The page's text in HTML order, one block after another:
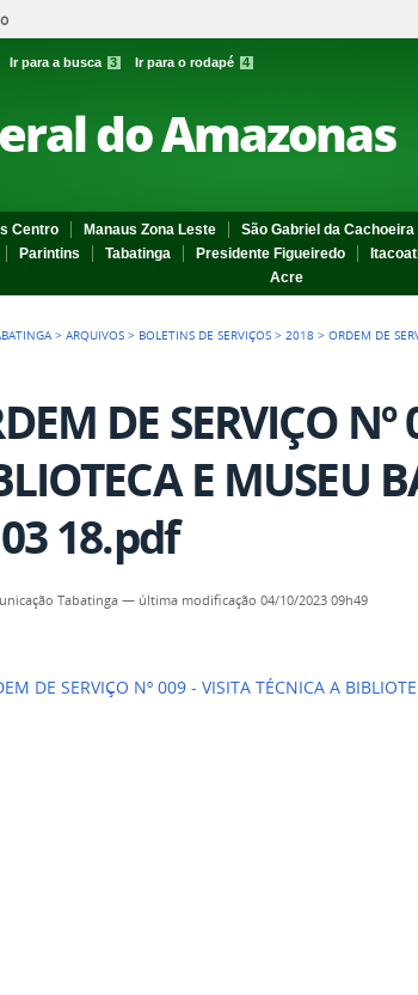
Ir para a busca 3 Ir para o rodapé 4
do Amazonas
Centro Manaus Zona Leste São Gabriel da Cachoeira
Parintins Tabatinga Presidente Figueiredo
Acre
>ARQUIVOS > BOLETINS DE SERVIÇOS >2018 >ORDEM DE
DE SERVIÇO
E MUSEU
18.pdf
Tabatinga — última modificação 04/10/2023 09h49
DE SERVIÇO Nº 009 - VISITA TÉCNICA A